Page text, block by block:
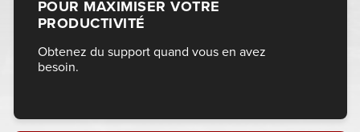
POUR MAXIMISER VOTRE
PRODUCTIVITÉ
Obtenez du support quand vous en avez
besoin.